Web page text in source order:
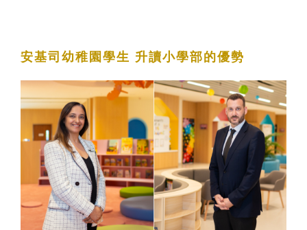
安基司幼稚園學生 升讀小學部的優勢